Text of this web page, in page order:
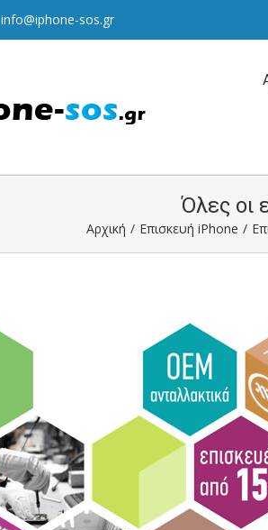
info@iphone-sos.gr
Όλες οι
Αρχική / Επισκευή iPhone /